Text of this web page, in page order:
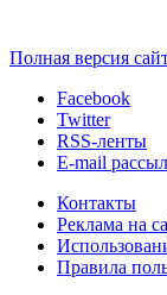
Полная версия
Facebook
Twitter
RSS-ленты
E-mail
Контакты
Реклама на
Правила